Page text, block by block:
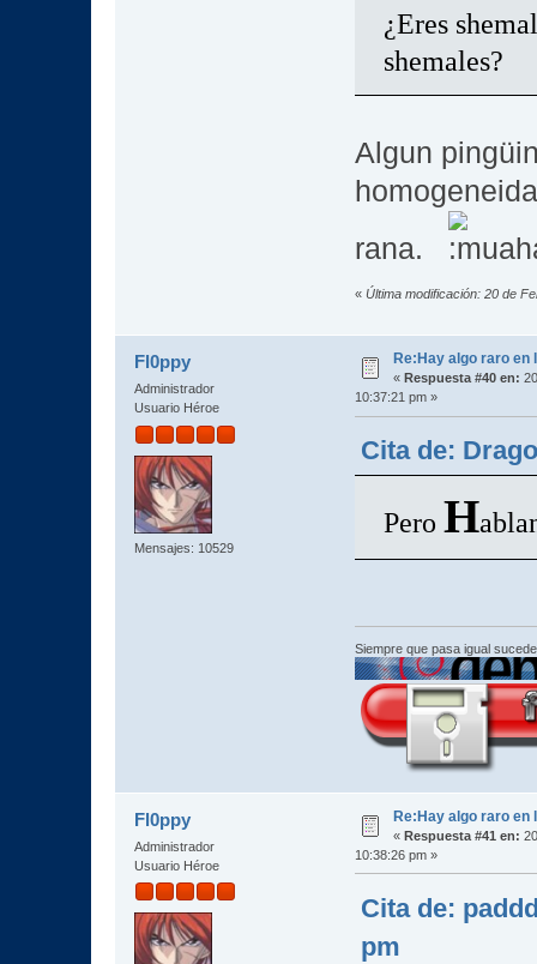
¿Eres
shemales?
Algun
rana.
« Última modificación: 20 de
Fl0ppy
Administrador
Usuario Héroe
Mensajes: 10529
Re:Hay algo raro en
« Respuesta #40 en:
10:37:21 pm »
Cita de:
Pero H
Siempre que pasa igual
Fl0ppy
Administrador
Usuario Héroe
Re:Hay algo raro en
« Respuesta #41 en:
10:38:26 pm »
Cita de:
pm